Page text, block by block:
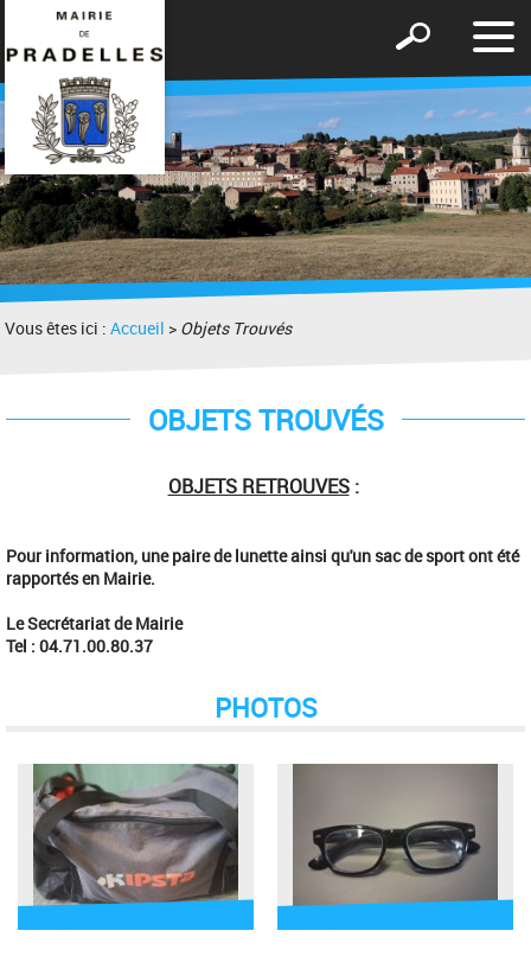
le
Afficher
formulaire
de
recherche
Vous êtes ici :Accueil > Objets Trouvés
OBJETS TROUVÉS
OBJETS RETROUVES:
Pour information, une paire de lunette ainsi qu'un sac de sport ont été
rapportés en Mairie.
Le Secrétariat de Mairie
Tel : 04.71.00.80.37
PHOTOS